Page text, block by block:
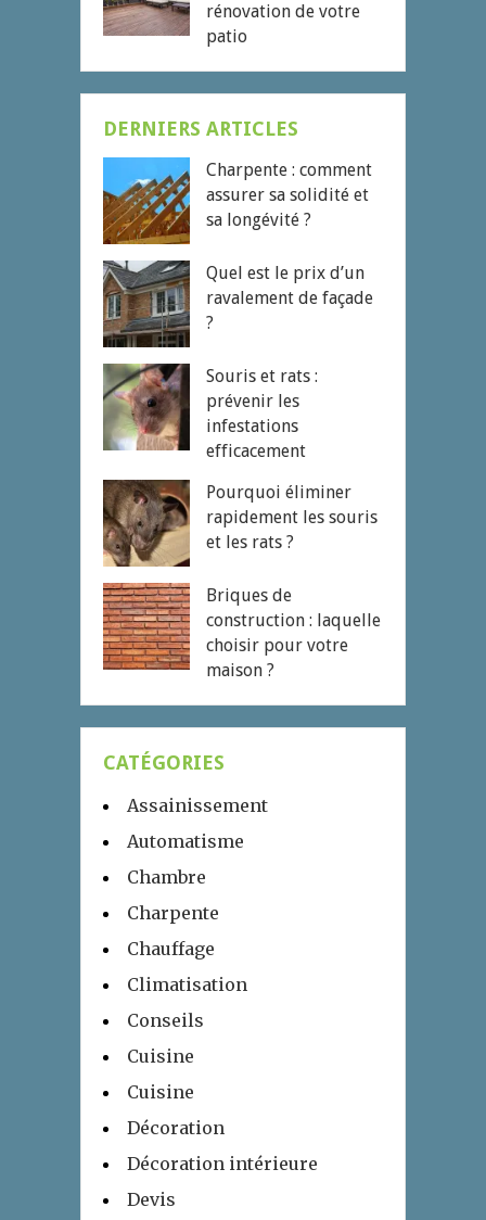
rénovation de votre
patio
DERNIERS ARTICLES
Charpente : comment
assurer sa solidité et
sa longévité ?
Quel est le prix d’un
ravalement de façade
?
Souris et rats :
prévenir les
infestations
efficacement
Pourquoi éliminer
rapidement les souris
et les rats ?
Briques de
construction : laquelle
choisir pour votre
maison ?
CATÉGORIES
Assainissement
Automatisme
Chambre
Charpente
Chauffage
Climatisation
Conseils
Cuisine
Cuisine
Décoration
Décoration intérieure
Devis